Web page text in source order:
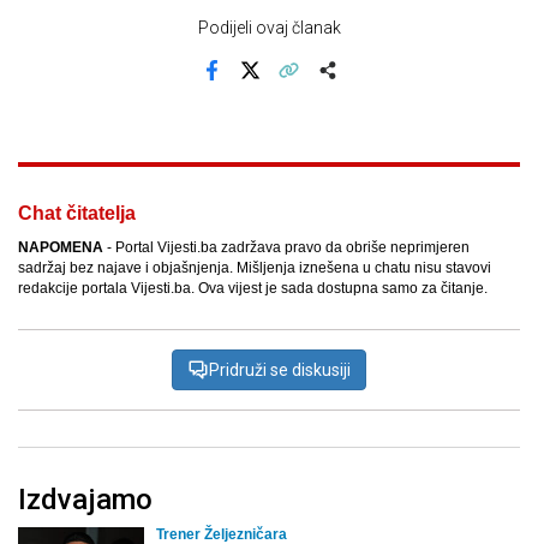
Podijeli ovaj članak
Chat čitatelja
NAPOMENA - Portal Vijesti.ba zadržava pravo da obriše neprimjeren
sadržaj bez najave i objašnjenja. Mišljenja iznešena u chatu nisu stavovi
redakcije portala Vijesti.ba. Ova vijest je sada dostupna samo za čitanje.
Pridruži se diskusiji
Izdvajamo
Trener Željezničara